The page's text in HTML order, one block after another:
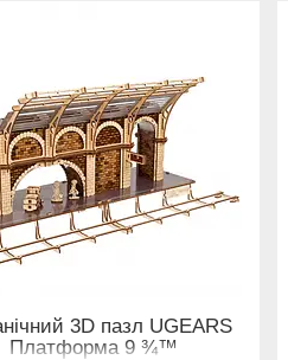
3D пазл UGEARS
Платформа 9 ¾™